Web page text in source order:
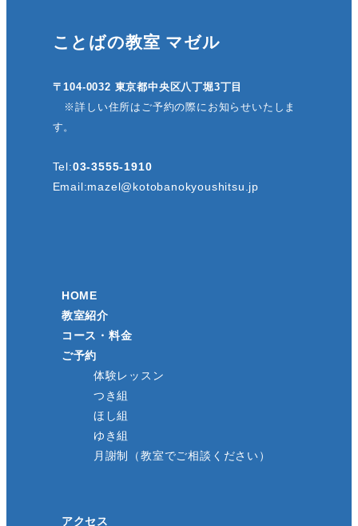
ー
ジ
ことばの教室 マゼル
〒104-0032 東京都中央区八丁堀3丁目
※詳しい住所はご予約の際にお知らせいたしま
す。
Tel:03-3555-1910
Email:mazel@kotobanokyoushitsu.jp
HOME
教室紹介
コース・料金
ご予約
体験レッスン
つき組
ほし組
ゆき組
月謝制（教室でご相談ください）
アクセス